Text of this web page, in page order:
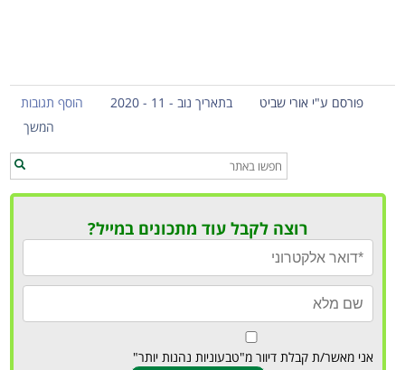
פורסם ע"י אורי שביט בתאריך נוב - 11 - 2020
הוסף תגובות
המשך
רוצה לקבל עוד מתכונים במייל?
אני מאשר/ת קבלת דיוור מ"טבעוניות נהנות יותר"